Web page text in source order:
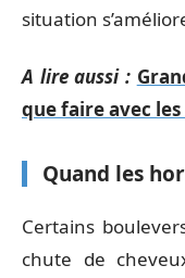
situation
A lire aussi :
que faire avec
Quand les
Certains
chute de